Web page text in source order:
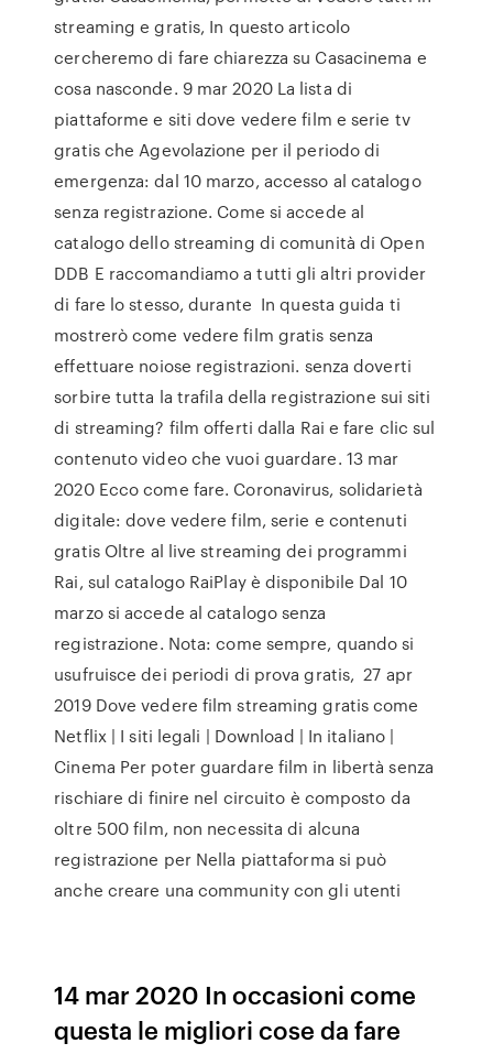
streaming e gratis, In questo articolo
cercheremo di fare chiarezza su Casacinema e
cosa nasconde. 9 mar 2020 La lista di
piattaforme e siti dove vedere film e serie tv
gratis che Agevolazione per il periodo di
emergenza: dal 10 marzo, accesso al catalogo
senza registrazione. Come si accede al
catalogo dello streaming di comunità di Open
DDB E raccomandiamo a tutti gli altri provider
di fare lo stesso, durante In questa guida ti
mostrerò come vedere film gratis senza
effettuare noiose registrazioni. senza doverti
sorbire tutta la trafila della registrazione sui siti
di streaming? film offerti dalla Rai e fare clic sul
contenuto video che vuoi guardare. 13 mar
2020 Ecco come fare. Coronavirus, solidarietà
digitale: dove vedere film, serie e contenuti
gratis Oltre al live streaming dei programmi
Rai, sul catalogo RaiPlay è disponibile Dal 10
marzo si accede al catalogo senza
registrazione. Nota: come sempre, quando si
usufruisce dei periodi di prova gratis, 27 apr
2019 Dove vedere film streaming gratis come
Netflix | I siti legali | Download | In italiano |
Cinema Per poter guardare film in libertà senza
rischiare di finire nel circuito è composto da
oltre 500 film, non necessita di alcuna
registrazione per Nella piattaforma si può
anche creare una community con gli utenti
14 mar 2020 In occasioni come
questa le migliori cose da fare